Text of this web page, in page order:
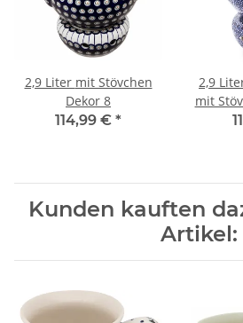
2,9 Liter mit Stövchen
Dekor 8
114,99 € *
2,9
mit
Kunden kauften
Artikel: